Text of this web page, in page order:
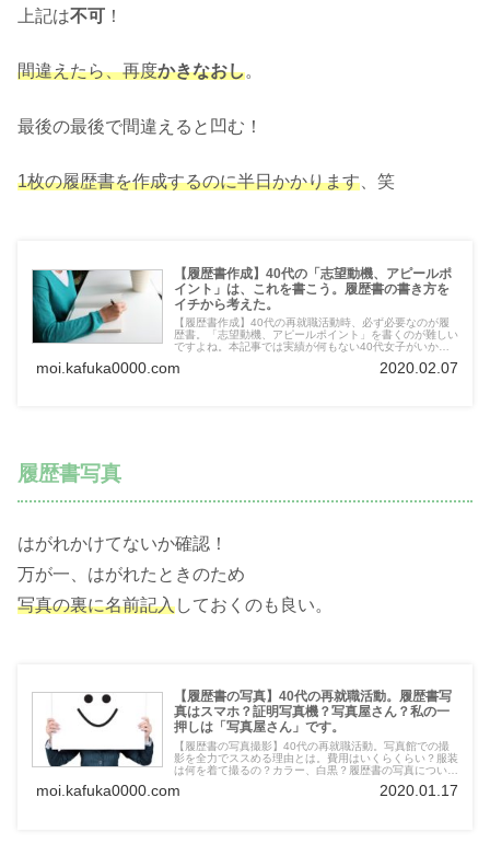
上記は不可 ！
間違えたら、再度かきなおし。
最後の最後で間違えると凹む！
1枚の履歴書を作成するのに半日かかります 、笑
【履歴書作成】40代の「志望動機、アピールポ
イント」は、これを書こう。履歴書の書き方を
イチから考えた。
【履歴書作成】40代の再就職活動時、必ず必要なのが履
歴書。「志望動機、アピールポイント」を書くのが難しい
ですよね。本記事では実績が何もない40代女子がいかに
指す40代主婦は必見！頑張って！
moi.kafuka0000.com 2020.02.07
履歴書写真
はがれかけてないか確認！
万が一、はがれたときのため
写真の裏に名前記入しておくのも良い。
【履歴書の写真】40代の再就職活動。履歴書写
真はスマホ？証明写真機？写真屋さん？私の一
押しは「写真屋さん」です。
【履歴書の写真撮影】40代の再就職活動。写真館での撮
影を全力でススめる理由とは。費用はいくらくらい？服装
は何を着て撮るの？カラー、白黒？履歴書の写真について
ょうね。
moi.kafuka0000.com 2020.01.17